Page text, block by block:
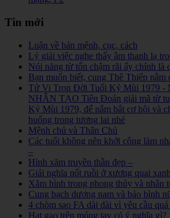
Tin mới
Luận về bản mệnh, cục, cách
Lý giải việc nghe thấy âm thanh lạ
Nói năng từ tốn chậm rãi ấy chính là
Bạn muốn biết, cung Thê Thiếp nằm
Tử Vi Trọn Đời Tuổi Kỷ Mùi 1979 -
NHÂN TẠO Tiên Đoán giải mã từ
Kỷ Mùi 1979, để nắm bắt cơ hội và
huống trong tương lai nhé
Mệnh chủ và Thân Chủ
Các tuổi không nên khởi công làm
–
Hình xăm truyền thần đẹp –
Giải nghĩa nốt ruồi ở xương quai
Xăm hình trong phong thủy và nhân
Cung bạch dương nam và bảo bình
4 chòm sao FA dài dài vì yêu cầu quá
Hạt gạo trên móng tay có ý nghĩa gì?